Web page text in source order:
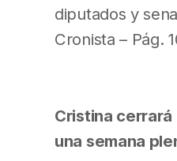
diputados y
Cronista – Pág.
Cristina cerrará
una semana